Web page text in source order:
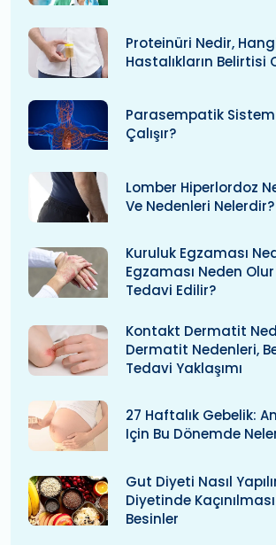
Proteinüri Nedir,
Hastalıkların Belirtisi
Parasempatik Sistem
Çalışır?
Lomber Hiperlordoz
Ve Nedenleri Nelerdir?
Kuruluk Egzaması
Egzaması Neden Olur
Tedavi Edilir?
Kontakt Dermatit
Dermatit Nedenleri,
Tedavi Yaklaşımı
27 Haftalık Gebelik:
Için Bu Dönemde
Gut Diyeti Nasıl
Diyetinde
Besinler